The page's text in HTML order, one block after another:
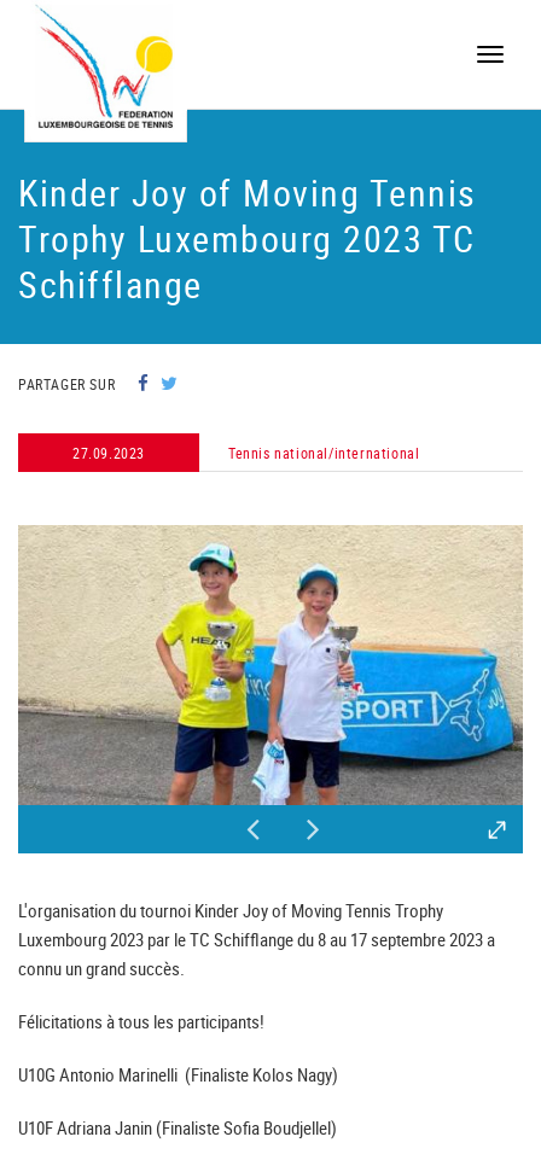
Toggle
Kinder Joy of Moving Tennis
Trophy Luxembourg 2023 TC
Schifflange
PARTAGER SUR
27.09.2023 Tennis national/international
L'organisation du tournoi Kinder Joy of Moving Tennis Trophy
Luxembourg 2023 par le TC Schifflange du 8 au 17 septembre 2023 a
connu un grand succès.
Félicitations à tous les participants!
U10G Antonio Marinelli (Finaliste Kolos Nagy)
U10F Adriana Janin (Finaliste Sofia Boudjellel)